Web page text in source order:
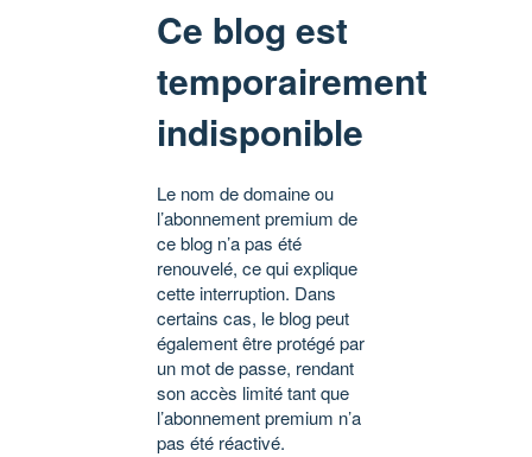
Ce blog est
temporairement
indisponible
Le nom de domaine ou
l’abonnement premium de
ce blog n’a pas été
renouvelé, ce qui explique
cette interruption. Dans
certains cas, le blog peut
également être protégé par
un mot de passe, rendant
son accès limité tant que
l’abonnement premium n’a
pas été réactivé.